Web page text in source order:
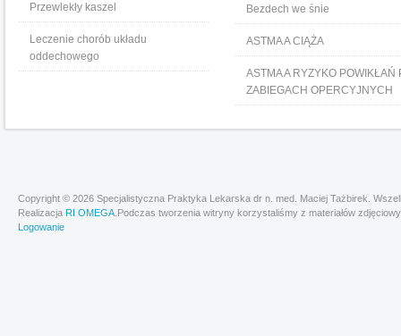
Przewlekły kaszel
Leczenie chorób układu
oddechowego
Bezdech we śnie
ASTMA A CIĄŻA
ASTMA A RYZYKO POWIKŁAŃ
ZABIEGACH OPERCYJNYCH
Copyright © 2026 Specjalistyczna Praktyka Lekarska dr n. med. Maciej Tażbirek.
Realizacja RI OMEGA .Podczas tworzenia witryny korzystaliśmy z materiałów
Logowanie